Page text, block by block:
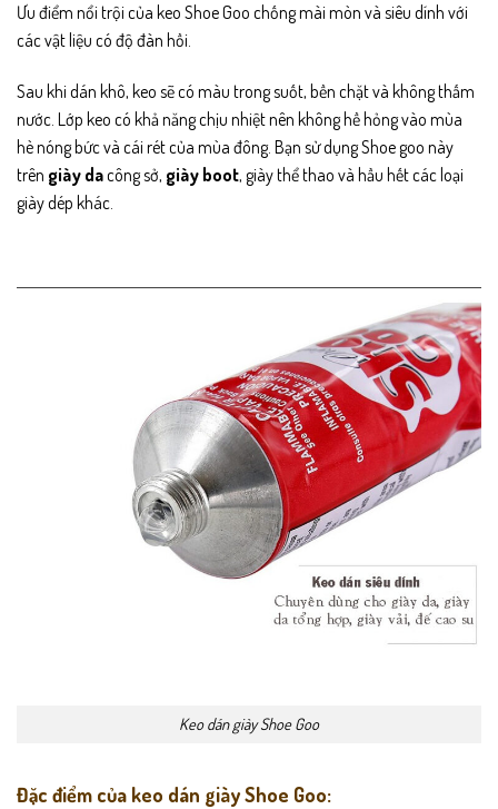
Ưu điểm nổi trội của keo Shoe Goo chống mài mòn và siêu dính với
các vật liệu có độ đàn hồi.
Sau khi dán khô, keo sẽ có màu trong suốt, bền chặt và không thấm
nước. Lớp keo có khả năng chịu nhiệt nên không hề hỏng vào mùa
hè nóng bức và cái rét của mùa đông. Bạn sử dụng Shoe goo này
trên giày dacông sở, giày boot, giày thể thao và hầu hết các loại
giày dép khác.
Keo dán giày Shoe Goo
Đặc điểm của keo dán giày Shoe Goo: